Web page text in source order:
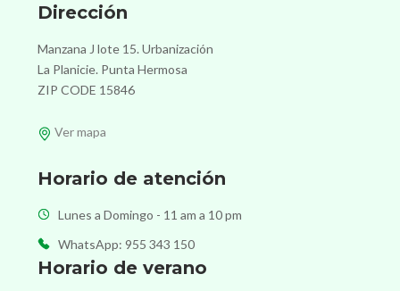
Dirección
Manzana J lote 15. Urbanización
La Planicie. Punta Hermosa
ZIP CODE 15846
Ver mapa
Horario de atención
Lunes a Domingo - 11 am a 10 pm
WhatsApp: 955 343 150
Horario de verano